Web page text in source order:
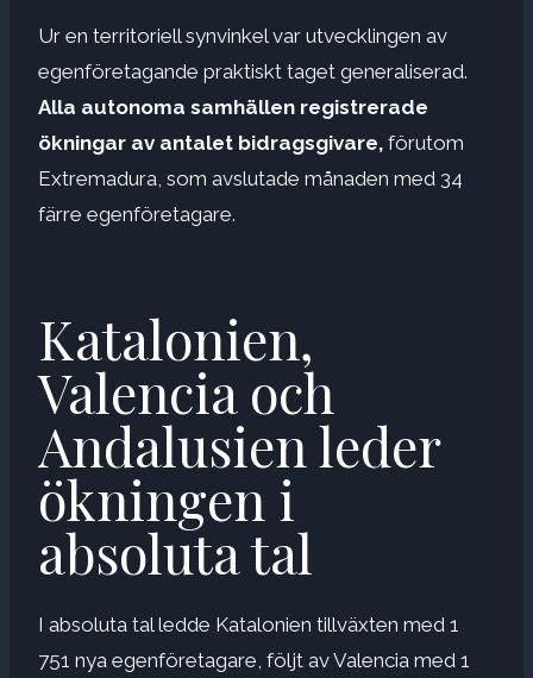
Ur en territoriell synvinkel var utvecklingen av
egenföretagande praktiskt taget generaliserad.
Alla autonoma samhällen registrerade
ökningar av antalet bidragsgivare, förutom
Extremadura, som avslutade månaden med 34
färre egenföretagare.
Katalonien,
Valencia och
Andalusien leder
ökningen i
absoluta tal
I absoluta tal ledde Katalonien tillväxten med 1
751 nya egenföretagare, följt av Valencia med 1